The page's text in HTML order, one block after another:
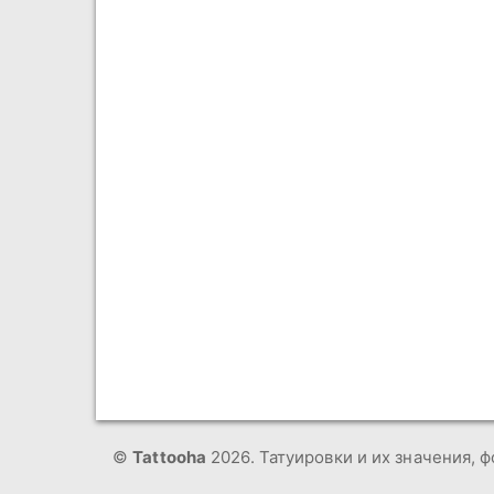
©Tattooha 2026. Татуировки и их значения,